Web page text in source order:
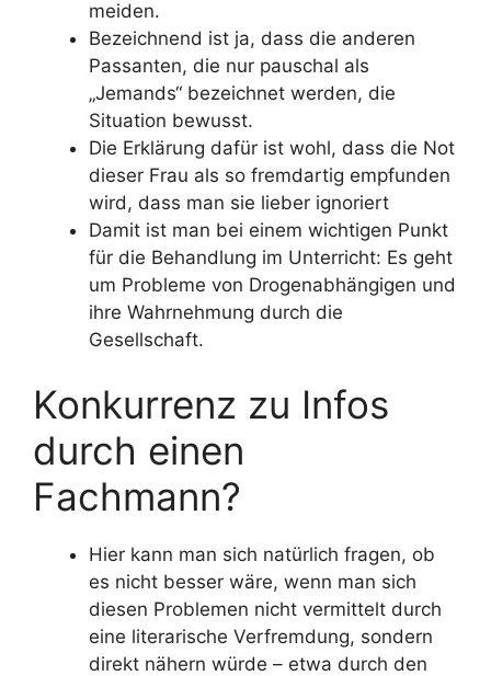
meiden.
Bezeichnend ist ja, dass die anderen
Passanten, die nur pauschal als
„Jemands“ bezeichnet werden, die
Situation bewusst.
Die Erklärung dafür ist wohl, dass die Not
dieser Frau als so fremdartig empfunden
wird, dass man sie lieber ignoriert
Damit ist man bei einem wichtigen Punkt
für die Behandlung im Unterricht: Es geht
um Probleme von Drogenabhängigen und
ihre Wahrnehmung durch die
Gesellschaft.
Konkurrenz zu Infos
durch einen
Fachmann?
Hier kann man sich natürlich fragen, ob
es nicht besser wäre, wenn man sich
diesen Problemen nicht vermittelt durch
eine literarische Verfremdung, sondern
direkt nähern würde – etwa durch den